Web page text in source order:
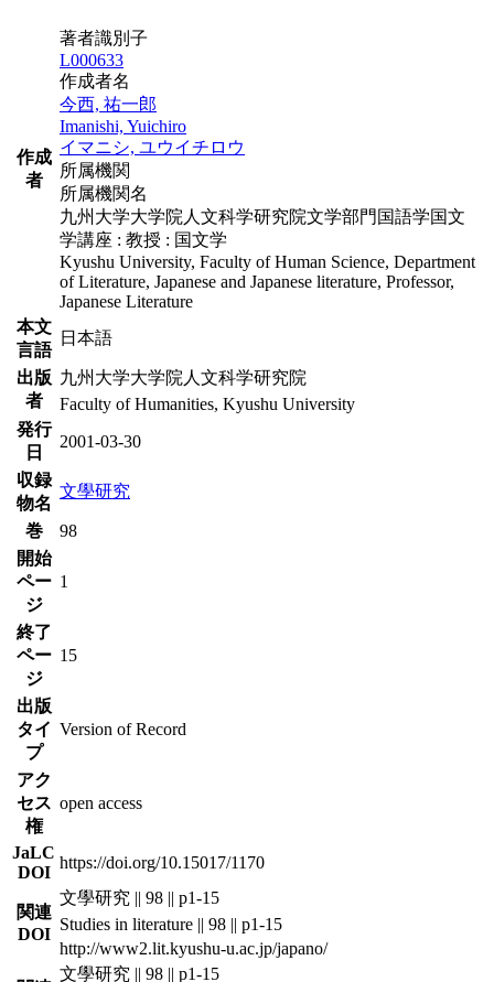
作成
者
著者識別子
L000633
作成者名
今西, 祐一郎
Imanishi, Yuichiro
イマニシ, ユウイチロウ
所属機関
所属機関名
九州大学大学院人文科学研究院文学部門国語学国文
学講座 : 教授 : 国文学
Kyushu University, Faculty of Human Science, Department
of Literature, Japanese and Japanese literature, Professor,
Japanese Literature
本文
言語
日本語
出版
者
九州大学大学院人文科学研究院
Faculty of Humanities, Kyushu University
発行
日
2001-03-30
収録
物名
文學研究
巻
98
開始
ペー
ジ
1
終了
ペー
ジ
15
出版
タイ
プ
Version of Record
アク
セス
権
open access
JaLC
DOI
https://doi.org/10.15017/1170
関連
DOI
文學研究 || 98 || p1-15
Studies in literature || 98 || p1-15
http://www2.lit.kyushu-u.ac.jp/japano/
文學研究 || 98 || p1-15